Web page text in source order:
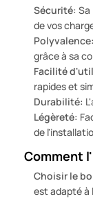
Sécurité:
de vos
Polyvalence:
grâce à sa
Facilité
rapides et
Durabilité:
Légèreté:
de
Comment
Choisir le
est adapté à